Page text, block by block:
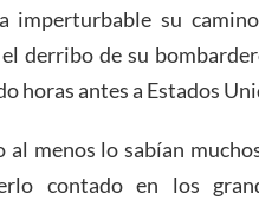
imperturbable su
derribo de su
horas antes a Estados
al menos lo sabían
contado en los